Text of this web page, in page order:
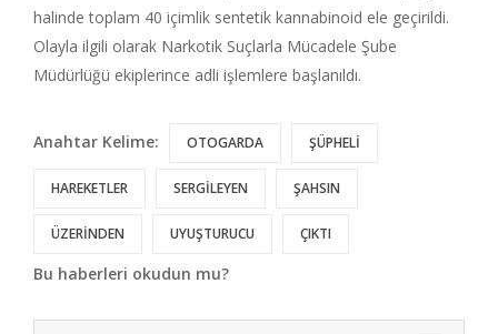
halinde toplam 40 içimlik sentetik kannabinoid ele geçirildi.
Olayla ilgili olarak Narkotik Suçlarla Mücadele Şube
Müdürlüğü ekiplerince adli işlemlere başlanıldı.
Anahtar Kelime: OTOGARDA ŞÜPHELİ
HAREKETLER SERGİLEYEN ŞAHSIN
ÜZERİNDEN UYUŞTURUCU ÇIKTI
Bu haberleri okudun mu?